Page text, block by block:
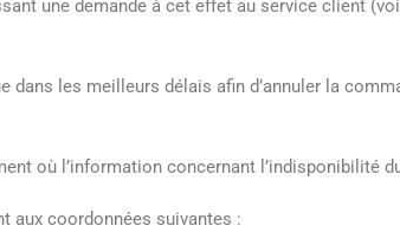
une demande à cet effet au service client
les meilleurs délais afin d’annuler la
où l’information concernant l’indisponibilité
aux coordonnées suivantes :